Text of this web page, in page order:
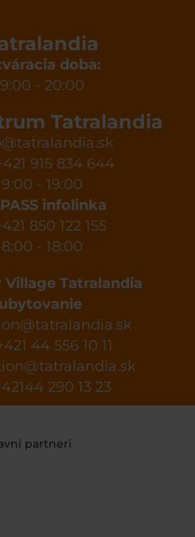
doba:
9:00 - 20:00
Tatralandia
915 834 644
9:00 - 19:00
infolinka
850 122 155
8:00 - 18:00
Village Tatralandia
ubytovanie
44 556 10 11
290 13 23
partneri